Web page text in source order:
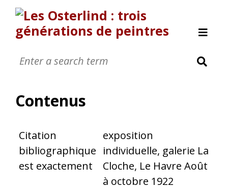
Nanic 0sterlind
Yves Osterlind
Revue de presse
Nous contacter
Contenus
Citation
bibliographique
est exactement
exposition
individuelle, galerie La
Cloche, Le Havre Août
à octobre 1922